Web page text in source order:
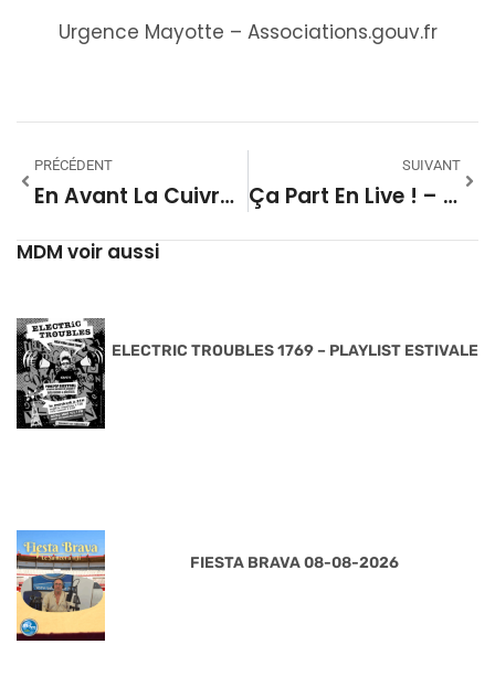
Urgence Mayotte – Associations.gouv.fr
PRÉCÉDENT
En Avant La Cuivraille ! – Saison 01 #09
SUIVANT
Ça Part En Live ! – 09
MDM voir aussi
ELECTRIC TROUBLES 1769 – PLAYLIST ESTIVALE
FIESTA BRAVA 08-08-2026